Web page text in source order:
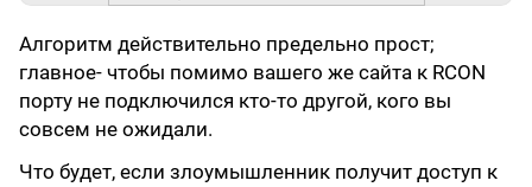
Алгоритм действительно предельно прост;
главное- чтобы помимо вашего же сайта к RCON
порту не подключился кто-то другой, кого вы
совсем не ожидали.
Что будет, если злоумышленник получит доступ к